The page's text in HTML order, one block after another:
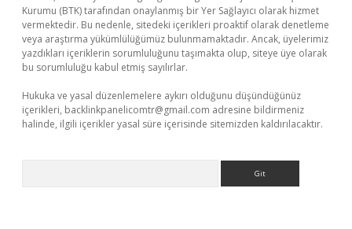
Kurumu (BTK) tarafından onaylanmış bir Yer Sağlayıcı olarak hizmet
vermektedir. Bu nedenle, sitedeki içerikleri proaktif olarak denetleme
veya araştırma yükümlülüğümüz bulunmamaktadır. Ancak, üyelerimiz
yazdıkları içeriklerin sorumluluğunu taşımakta olup, siteye üye olarak
bu sorumluluğu kabul etmiş sayılırlar.
Hukuka ve yasal düzenlemelere aykırı olduğunu düşündüğünüz
içerikleri, backlinkpanelicomtr@gmail.com adresine bildirmeniz
halinde, ilgili içerikler yasal süre içerisinde sitemizden kaldırılacaktır.